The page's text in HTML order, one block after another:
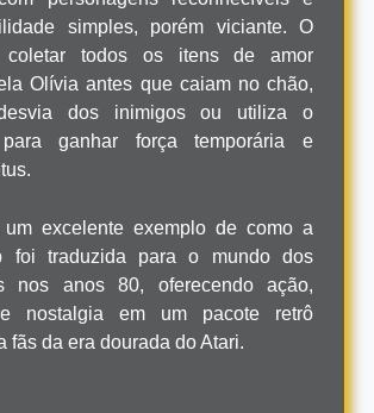
simples, porém viciante. O
coletar todos os itens de amor
Olívia antes que caiam no chão,
dos inimigos ou utiliza o
ganhar força temporária e
excelente exemplo de como a
foi traduzida para o mundo dos
nos anos 80, oferecendo ação,
nostalgia em um pacote retrô
fãs da era dourada do Atari.